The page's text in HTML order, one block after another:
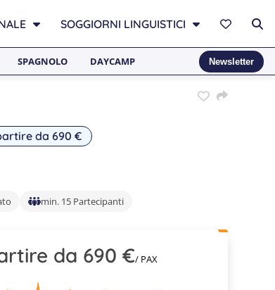
SOGGIORNI LINGUISTICI
SPAGNOLO DAYCAMP Newsletter
da 690 €
min. 15 Partecipanti
da 690 €/ PAX